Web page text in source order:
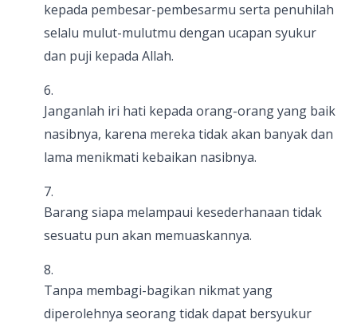
kepada pembesar-pembesarmu serta penuhilah
selalu mulut-mulutmu dengan ucapan syukur
dan puji kepada Allah.
Janganlah iri hati kepada orang-orang yang baik
nasibnya, karena mereka tidak akan banyak dan
lama menikmati kebaikan nasibnya.
Barang siapa melampaui kesederhanaan tidak
sesuatu pun akan memuaskannya.
Tanpa membagi-bagikan nikmat yang
diperolehnya seorang tidak dapat bersyukur